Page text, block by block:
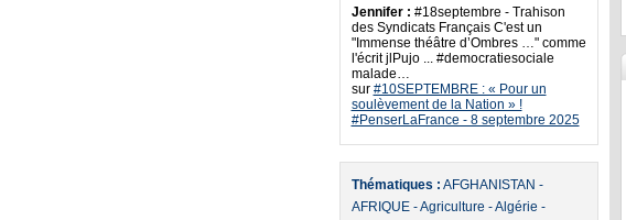
Jennifer : #18septembre - Trahison
des Syndicats Français C'est un
"Immense théâtre d’Ombres …" comme
l'écrit jlPujo ... #democratiesociale
malade…
sur #10SEPTEMBRE : « Pour un
soulèvement de la Nation » !
#PenserLaFrance - 8 septembre 2025
Thématiques : AFGHANISTAN -
AFRIQUE-Agriculture -Algérie -